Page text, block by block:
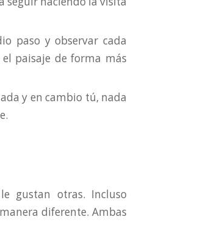
paso y observar cada
paisaje de forma más
y en cambio tú, nada
gustan otras. Incluso
diferente. Ambas